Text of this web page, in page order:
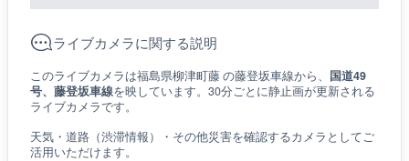
ライブカメラに関する説明
このライブカメラは福島県柳津町藤 の藤登坂車線から、 国道49
号、藤登坂車線を映しています。30分ごとに静止画が更新される
ライブカメラです。
天気・道路（渋滞情報）・その他災害を確認するカメラとしてご
活用いただけます。